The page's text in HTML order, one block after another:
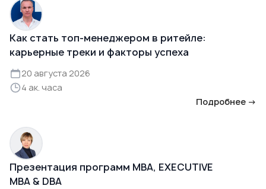
Как стать топ-менеджером в ритейле:
карьерные треки и факторы успеха
20 августа 2026
4 ак. часа
Подробнее →
Презентация программ MBA, EXECUTIVE
MBA & DBA